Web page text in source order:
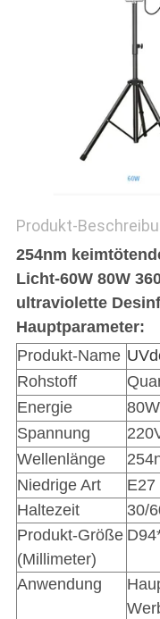
Produkt-
254nm
Licht-60W 80W
ultraviolette
Hauptparameter:
Produkt-Name
Rohstoff
Energie
80W
Spannung
Wellenlänge
Niedrige Art
E27
Haltezeit
30/
Produkt-Größe
(Millimeter)
Anwendung